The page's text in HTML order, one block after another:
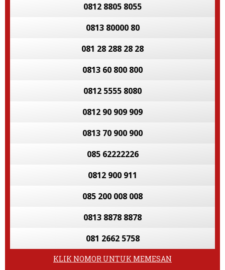
0812 8805 8055
0813 80000 80
081 28 288 28 28
0813 60 800 800
0812 5555 8080
0812 90 909 909
0813 70 900 900
085 62222226
0812 900 911
085 200 008 008
0813 8878 8878
081 2662 5758
KLIK NOMOR UNTUK MEMESAN